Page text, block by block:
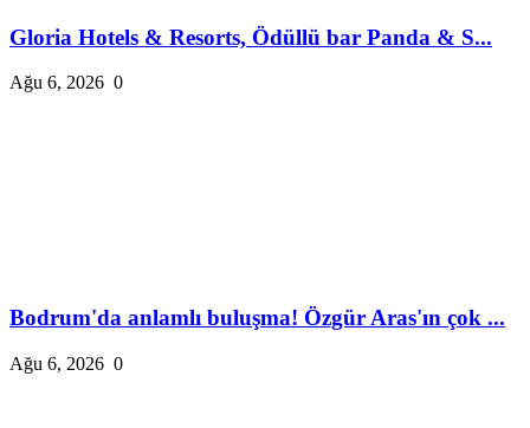
Gloria Hotels & Resorts, Ödüllü bar Panda & S...
Ağu 6, 2026 0
Bodrum'da anlamlı buluşma! Özgür Aras'ın çok ...
Ağu 6, 2026 0